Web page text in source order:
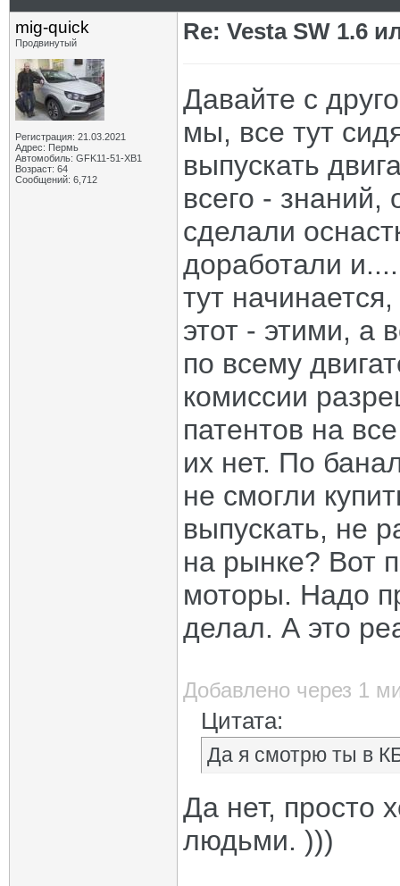
mig-quick
Продвинутый
Регистрация: 21.03.2021
Адрес: Пермь
Автомобиль: GFK11-51-ХВ1
Возраст: 64
Сообщений: 6,712
Re: Vesta SW 1.6
Давайте с
мы, все тут
выпускать
всего -
сделали
доработали
тут
этот - этими, а
по всему
комиссии
патентов на
их нет. По
не смогли
выпускать, не
на рынке? Вот
моторы. Надо
делал. А это
Добавлено через 1
Цитата:
Да я смотрю ты в
Да нет, просто
людьми. )))